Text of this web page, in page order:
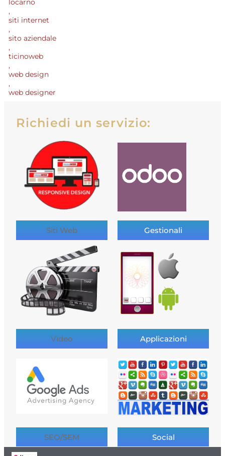
locarno
,
siti internet
,
sito aziendale
,
ticinoweb
,
web design
,
web designer
Richiedi un servizio:
Siti Web Gestionali
Video Applicazioni
SEO/SEM Social